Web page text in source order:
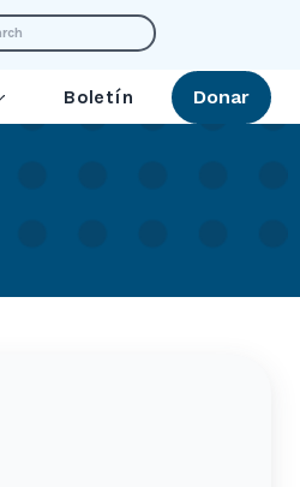
Boletín Donar